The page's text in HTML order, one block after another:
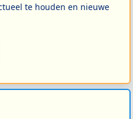
te houden en nieuwe